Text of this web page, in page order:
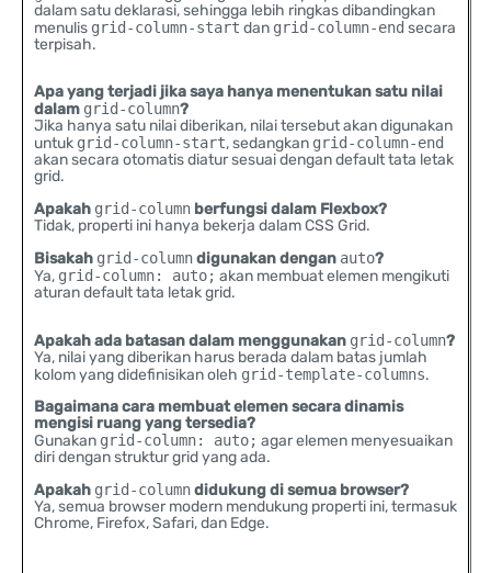
dalam satu deklarasi, sehingga lebih ringkas dibandingkan
menulis grid-column-start dan grid-column-end secara
terpisah.
Apa yang terjadi jika saya hanya menentukan satu nilai
dalam grid-column?
Jika hanya satu nilai diberikan, nilai tersebut akan digunakan
untuk grid-column-start, sedangkan grid-column-end
akan secara otomatis diatur sesuai dengan default tata letak
grid.
Apakah grid-column berfungsi dalam Flexbox?
Tidak, properti ini hanya bekerja dalam CSS Grid.
Bisakah grid-columndigunakan dengan auto?
Ya, grid-column: auto; akan membuat elemen mengikuti
aturan default tata letak grid.
Apakah ada batasan dalam menggunakan grid-column?
Ya, nilai yang diberikan harus berada dalam batas jumlah
kolom yang didefinisikan oleh grid-template-columns.
Bagaimana cara membuat elemen secara dinamis
mengisi ruang yang tersedia?
Gunakan grid-column: auto; agar elemen menyesuaikan
diri dengan struktur grid yang ada.
Apakah grid-columndidukung di semua browser?
Ya, semua browser modern mendukung properti ini, termasuk
Chrome, Firefox, Safari, dan Edge.